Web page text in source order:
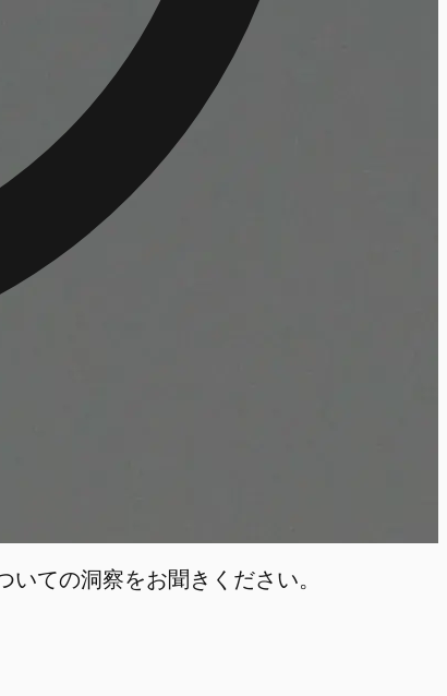
ての洞察をお聞きください。